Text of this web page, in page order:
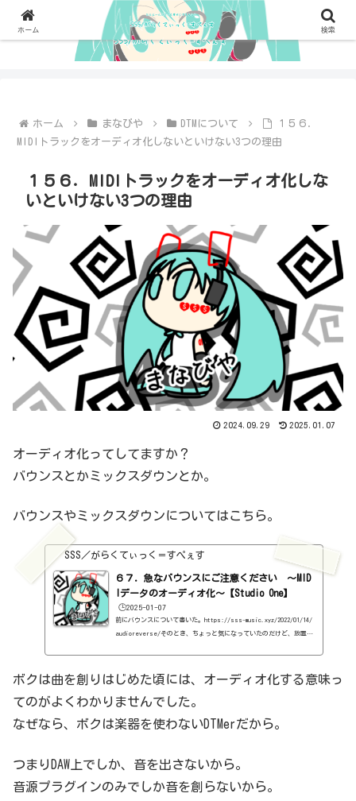
ホーム まなびや DTMについて
１５６．
MIDIトラックをオーディオ化しないといけない3つの理由
１５６．MIDIトラックをオーディオ化しな
いといけない3つの理由
2024.09.29 2025.01.07
オーディオ化ってしてますか？
バウンスとかミックスダウンとか。
バウンスやミックスダウンについてはこちら。
SSS／がらくてぃっく＝すぺぇす
６７．急なバウンスにご注意ください ～MID
Iデータのオーディオ化～【Studio One】
🕒️2025-01-07
前にバウンスについて書いた。https://sss-music.xyz/2022/01/14/
audioreverse/そのとき、ちょっと気になっていたのだけど、放置し
す。そんなものを、複数立ち上げて、ずっと曲を創り続けると、PCの
方がギブアップするわけです。とは言え、必要だから立ち上げている
わけで、じゃぁ、PCの性能をあげるしかないのか、という話になりま
て。ま...
ボクは曲を創りはじめた頃には、オーディオ化する意味っ
てのがよくわかりませんでした。
なぜなら、ボクは楽器を使わないDTMerだから。
つまりDAW上でしか、音を出さないから。
音源プラグインのみでしか音を創らないから。
ホーム 検索